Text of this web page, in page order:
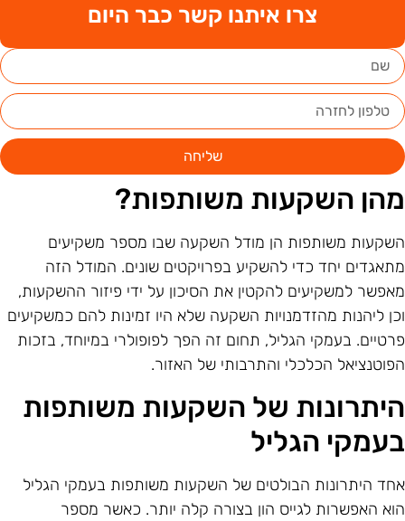
צרו איתנו קשר כבר היום
שליחה
השקעות משותפות?
משותפות הן מודל השקעה שבו מספר משקיעים
יחד כדי להשקיע בפרויקטים שונים. המודל הזה
למשקיעים להקטין את הסיכון על ידי פיזור ההשקעות,
ליהנות מהזדמנויות השקעה שלא היו זמינות להם כמשקיעים
בעמקי הגליל, תחום זה הפך לפופולרי במיוחד, בזכות
הכלכלי והתרבותי של האזור.
של השקעות משותפות
הגליל
היתרונות הבולטים של השקעות משותפות בעמקי הגליל
האפשרות לגייס הון בצורה קלה יותר. כאשר מספר